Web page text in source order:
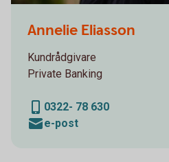
Annelie Eliasson
Kundrådgivare
Private Banking
0322- 78 630
e-post